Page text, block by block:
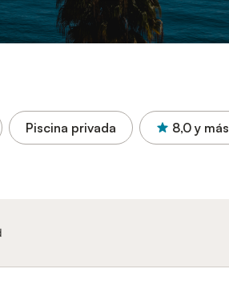
Piscina privada 8,0 y más